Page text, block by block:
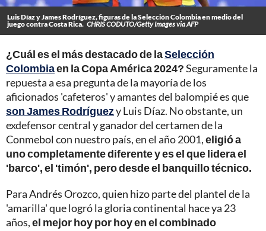
Luis Díaz y James Rodríguez, figuras de la Selección Colombia en medio del
juego contra Costa Rica. CHRIS CODUTO/Getty Images via AFP
¿Cuál es el más destacado de laSelección
Colombiaen la Copa América 2024?Seguramente la
repuesta a esa pregunta de la mayoría de los
aficionados 'cafeteros' y amantes del balompié es que
son James Rodríguezy Luis Díaz. No obstante, un
exdefensor central y ganador del certamen de la
Conmebol con nuestro país, en el año 2001,eligió a
uno completamente diferente y es el que lidera el
'barco', el 'timón', pero desde el banquillo técnico.
Para Andrés Orozco, quien hizo parte del plantel de la
'amarilla' que logró la gloria continental hace ya 23
años,el mejor hoy por hoy en el combinado